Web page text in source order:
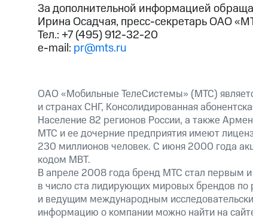
За дополнительной информацией
Ирина Осадчая, пресс-секретарь ОАО
Тел.: +7 (495) 912-32-20
e-mail: pr@mts.ru
ОАО «Мобильные ТелеСистемы» (МТС)
и странах СНГ, Консолидированная
Население 82 регионов России, а также
МТС и ее дочерние предприятия имеют
230 миллионов человек. С июня 2000 года
кодом MBT.
В апреле 2008 года бренд МТС стал первым
в число ста лидирующих мировых брендов по
и ведущим международным
информацию о компании можно найти на